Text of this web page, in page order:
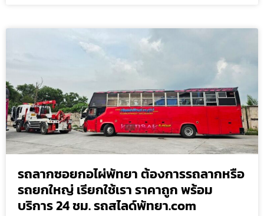
รถลากซอยกอไผ่พัทยา ต้องการรถลากหรือ
รถยกใหญ่ เรียกใช้เรา ราคาถูก พร้อม
บริการ 24 ชม. รถสไลด์พัทยา.com